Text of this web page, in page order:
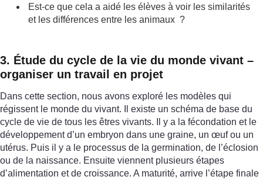
Est-ce que cela a aidé les élèves à voir les similarités
et les différences entre les animaux ?
3. Étude du cycle de la vie du monde vivant –
organiser un travail en projet
Dans cette section, nous avons exploré les modèles qui
régissent le monde du vivant. Il existe un schéma de base du
cycle de vie de tous les êtres vivants. Il y a la fécondation et le
développement d’un embryon dans une graine, un œuf ou un
utérus. Puis il y a le processus de la germination, de l’éclosion
ou de la naissance. Ensuite viennent plusieurs étapes
d’alimentation et de croissance. A maturité, arrive l’étape finale